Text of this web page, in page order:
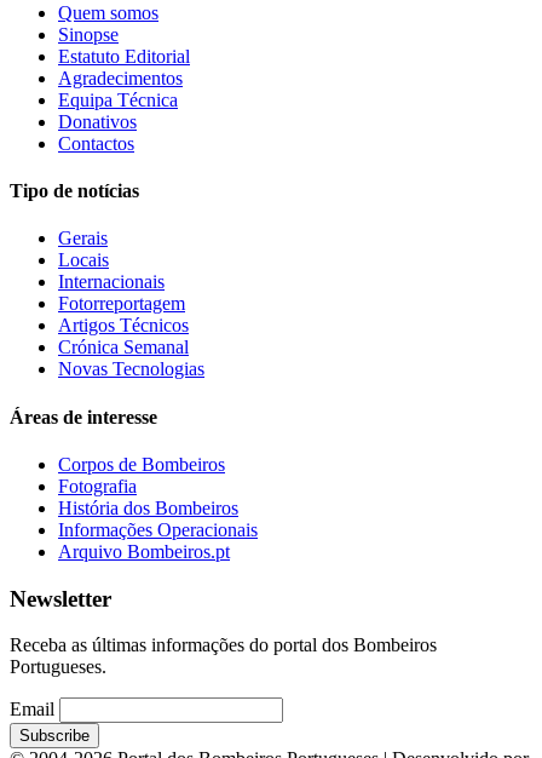
Quem somos
Sinopse
Estatuto Editorial
Agradecimentos
Equipa Técnica
Donativos
Contactos
Tipo de notícias
Gerais
Locais
Internacionais
Fotorreportagem
Artigos Técnicos
Crónica Semanal
Novas Tecnologias
Áreas de interesse
Corpos de Bombeiros
Fotografia
História dos Bombeiros
Informações Operacionais
Arquivo Bombeiros.pt
Newsletter
Receba as últimas informações do portal dos Bombeiros
Portugueses.
Email